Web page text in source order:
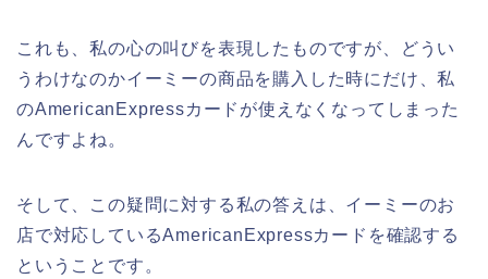
これも、私の心の叫びを表現したものですが、どうい
うわけなのかイーミーの商品を購入した時にだけ、私
のAmericanExpressカードが使えなくなってしまった
んですよね。
そして、この疑問に対する私の答えは、イーミーのお
店で対応しているAmericanExpressカードを確認する
ということです。